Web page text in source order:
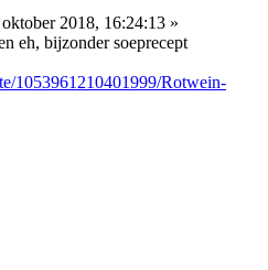
2018, 16:24:13 »
eh, bijzonder soeprecept
1053961210401999/Rotwein-